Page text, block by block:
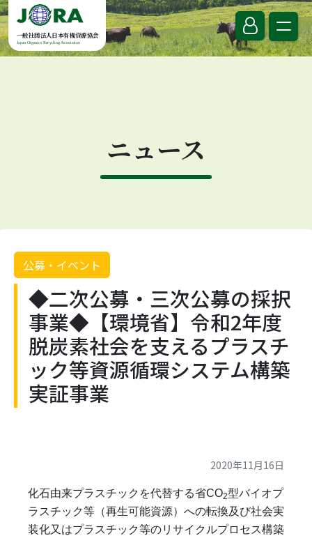
Skip to content
一般社団法人日本有機資源協会
Japan Organics Recycling Association
ニュース
公募・イベント
◆二次公募・三次公募の採択
事業◆【環境省】令和2年度
脱炭素社会を支えるプラスチ
ック等資源循環システム構築
実証事業
2020年11月16日
化石由来プラスチックを代替する省CO2型バイオプ
ラスチック等（再生可能資源）への転換及び社会実
装化又はプラスチック等のリサイクルプロセス構築